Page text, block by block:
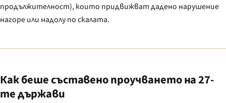
продължителност), които придвижват дадено нарушение
нагоре или надолу по скалата.
Как беше съставено проучването на 27-
те държави